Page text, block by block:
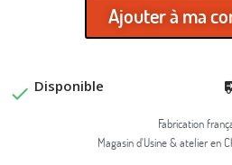
Ajouter à ma
 Disponible
Fabrication
Magasin d'Usine & atelier en